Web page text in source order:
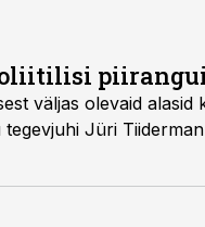
väljas olevaid alasid
tegevjuhi Jüri